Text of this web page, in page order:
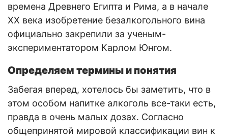
времена Древнего Египта и Рима, а в начале
ХХ века изобретение безалкогольного вина
официально закрепили за ученым-
экспериментатором Карлом Юнгом.
Определяем термины и понятия
Забегая вперед, хотелось бы заметить, что в
этом особом напитке алкоголь все-таки есть,
правда в очень малых дозах. Согласно
общепринятой мировой классификации вин к